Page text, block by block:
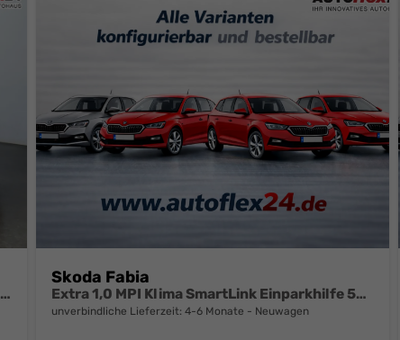
1.0 TSI Ambition 2ZoKlima Einparkhilfe Audio Swing
Skoda Fabia
Extra 1,0 MPI Klima SmartLink Einparkhilfe 5J Garantie LED Scheinwerfer Bluetooth
unverbindliche Lieferzeit: 4-6 Monate Neuwagen